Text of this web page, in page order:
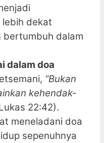
dekat
bertumbuh dalam
dalam doa
“Bukan
kehendak-
22:42).
meneladani doa
sepenuhnya